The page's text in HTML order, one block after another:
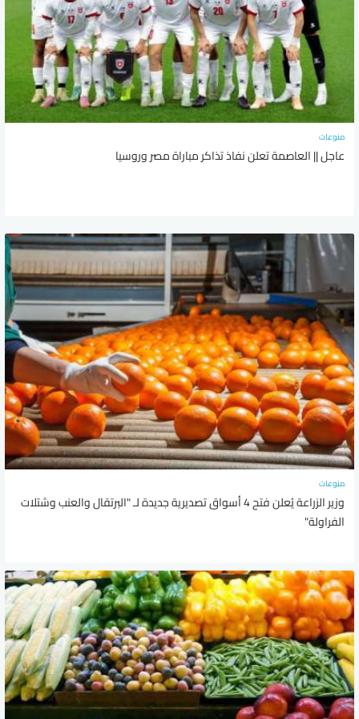
منوعات
عاجل || العاصمة تعلن نفاذ تذاكر مباراة مصر وروسيا
منوعات
وزير الزراعة يُعلن فتح 4 أسواق تصديرية جديدة لـ "البرتقال والعنب وشتلات
الفراولة"